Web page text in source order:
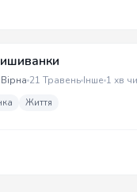
21 Травень Інше 1 хв
Життя